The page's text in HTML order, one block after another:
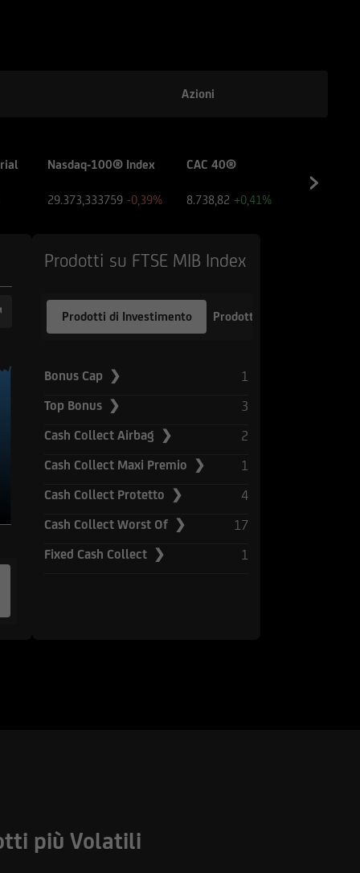
Azioni
Nasdaq-100® Index
29.373,333759 -0,39%
CAC 40®
8.738,82 +0,41%
Prodotti su FTSE MIB Index
Prodotti di Investimento Prodotti a Leva
Bonus Cap ❯ 1
Top Bonus ❯ 3
Cash Collect Airbag ❯ 2
Cash Collect Maxi Premio ❯ 1
Cash Collect Protetto ❯ 4
Cash Collect Worst Of ❯ 17
Fixed Cash Collect ❯ 1
più Volatili
dall'utente per
sia collegato
né come ricerca
fa riferimento il Sito
nel settore
e di
insieme ai
Tutte le
e sul dettaglio dei
devono essere
Bank GmbH -
prese
avere posizioni
le informazioni e
o vendere
collegate;
maker rispetto
investimento o di
in tema di conflitti
né
o negli Altri